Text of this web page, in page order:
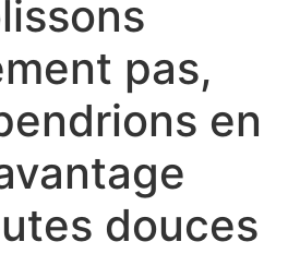
pas,
en
douces